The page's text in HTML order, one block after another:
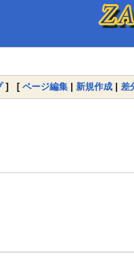
] [ ページ編集 | 新規作成 | 差